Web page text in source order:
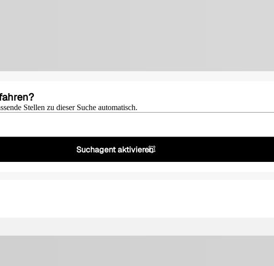
Stellen zu dieser Suche automatisch.
Suchagent aktivieren